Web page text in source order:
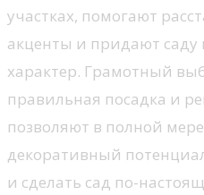
участках, помогают
акценты и придают
характер. Грамотный
правильная посадка и
позволяют в полной
декоративный
и сделать сад по-